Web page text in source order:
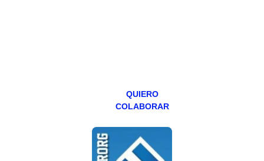
QUIERO
COLABORAR